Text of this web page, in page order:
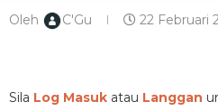
Oleh C'Gu 22 Februari
Sila Log Masuk atau Langgan